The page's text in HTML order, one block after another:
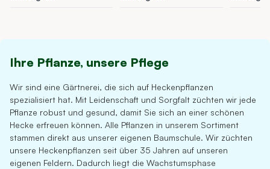
Ihre Pflanze, unsere Pflege
Wir sind eine Gärtnerei, die sich auf Heckenpflanzen
spezialisiert hat. Mit Leidenschaft und Sorgfalt züchten wir jede
Pflanze robust und gesund, damit Sie sich an einer schönen
Hecke erfreuen können. Alle Pflanzen in unserem Sortiment
stammen direkt aus unserer eigenen Baumschule. Wir züchten
unsere Heckenpflanzen seit über 35 Jahren auf unseren
eigenen Feldern. Dadurch liegt die Wachstumsphase